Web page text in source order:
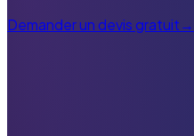
Demander un devis gratuit→